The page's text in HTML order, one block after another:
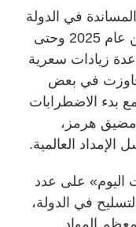
في الدولة
تحركات سعرية تدريجية واضحة، بين عام 2025 وحتى
مواد عدة زيادات سعرية
جاوزت في بعض
مع بدء الاضطرابات
مضيق هرمز،
العالمية.
اليوم» على عدد
في الدولة،
شهدت معظم المواد